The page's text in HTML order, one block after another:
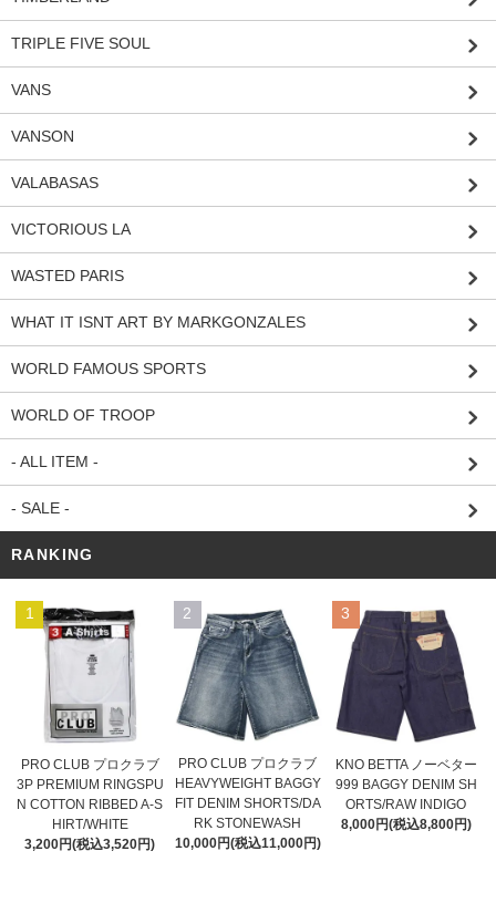
TRIPLE FIVE SOUL
VANS
VANSON
VALABASAS
VICTORIOUS LA
WASTED PARIS
WHAT IT ISNT ART BY MARKGONZALES
WORLD FAMOUS SPORTS
WORLD OF TROOP
- ALL ITEM -
- SALE -
RANKING
1
PRO CLUB プロクラブ
3P PREMIUM RINGSPU
N COTTON RIBBED A-S
HIRT/WHITE
3,200円(税込3,520円)
2
PRO CLUB プロクラブ
HEAVYWEIGHT BAGGY
FIT DENIM SHORTS/DA
RK STONEWASH
10,000円(税込11,000円)
3
KNO BETTA ノーベター
999 BAGGY DENIM SH
ORTS/RAW INDIGO
8,000円(税込8,800円)